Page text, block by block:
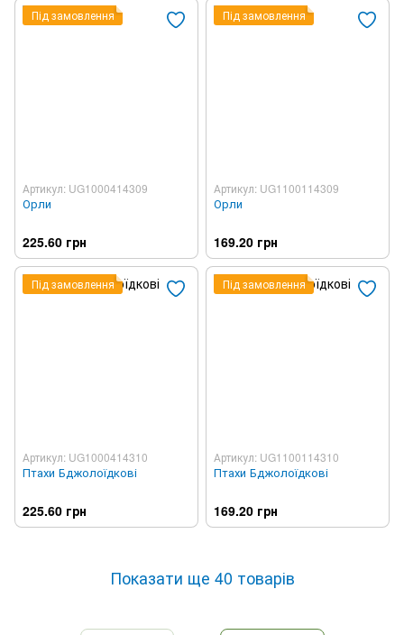
Під замовлення
Артикул: UG1000414309
Орли
225.60 грн
Під замовлення
Артикул: UG1100114309
Орли
169.20 грн
Під замовлення
Артикул: UG1000414310
Птахи Бджолоїдкові
225.60 грн
Під замовлення
Артикул: UG1100114310
Птахи Бджолоїдкові
169.20 грн
Показати ще 40 товарів